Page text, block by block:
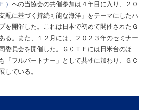
） への当協会の共催参加は４年目に入り、２０
配に基づく持続可能な海洋」をテーマにしたハ
を開催した。これは日本で初めて開催されたＧ
る。また、１２月には、２０２３年のセミナー
委員会を開催した。ＧＣＴＦには日米台のほ
「フルパートナー」として共催に加わり、ＧＣ
している。